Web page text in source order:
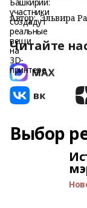
Автор: Эльвира
Читайте
Выбор